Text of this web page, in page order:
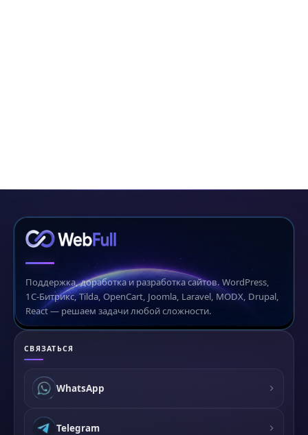
Поддержка, доработка и разработка сайтов. WordPress,
1С-Битрикс, Tilda, OpenCart, Joomla, Laravel, MODX, Drupal,
React — решаем задачи любой сложности.
СВЯЗАТЬСЯ
WhatsApp
Telegram